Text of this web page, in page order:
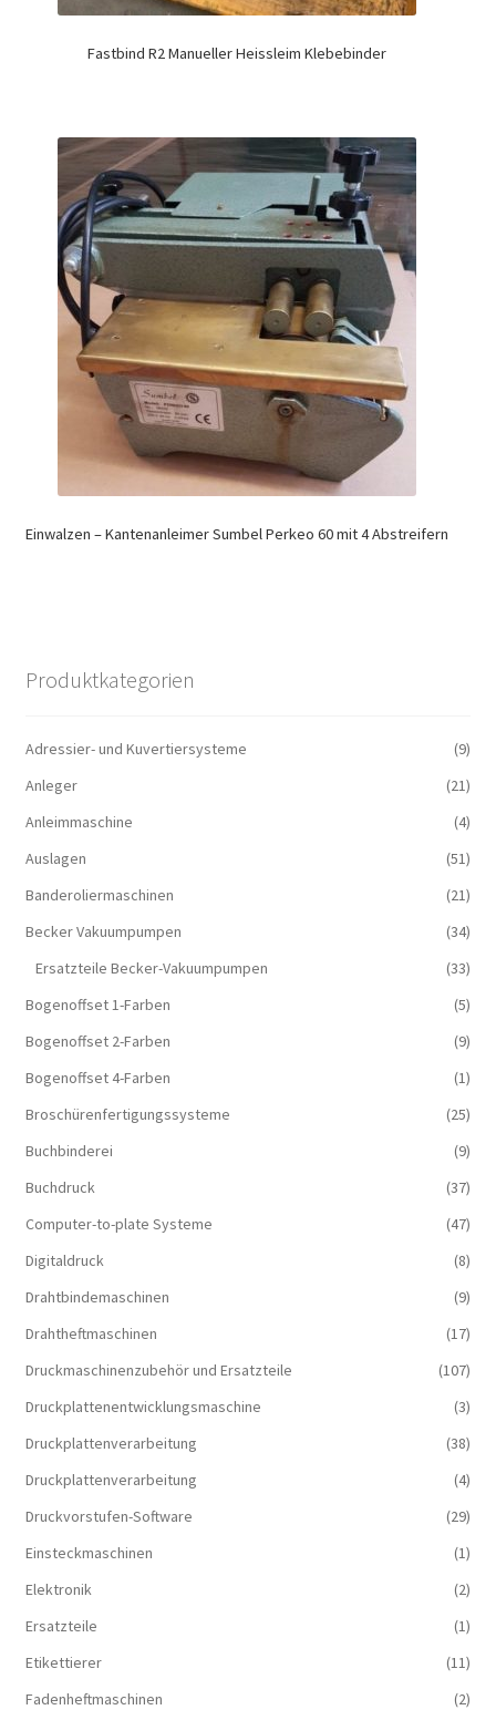
Fastbind R2 Manueller Heissleim Klebebinder
Einwalzen – Kantenanleimer Sumbel Perkeo 60 mit 4 Abstreifern
Produktkategorien
Adressier- und Kuvertiersysteme
(9)
Anleger
(21)
Anleimmaschine
(4)
Auslagen
(51)
Banderoliermaschinen
(21)
Becker Vakuumpumpen
(34)
Ersatzteile Becker-Vakuumpumpen
(33)
Bogenoffset 1-Farben
(5)
Bogenoffset 2-Farben
(9)
Bogenoffset 4-Farben
(1)
Broschürenfertigungssysteme
(25)
Buchbinderei
(9)
Buchdruck
(37)
Computer-to-plate Systeme
(47)
Digitaldruck
(8)
Drahtbindemaschinen
(9)
Drahtheftmaschinen
(17)
Druckmaschinenzubehör und Ersatzteile
(107)
Druckplattenentwicklungsmaschine
(3)
Druckplattenverarbeitung
(38)
Druckplattenverarbeitung
(4)
Druckvorstufen-Software
(29)
Einsteckmaschinen
(1)
Elektronik
(2)
Ersatzteile
(1)
Etikettierer
(11)
Fadenheftmaschinen
(2)